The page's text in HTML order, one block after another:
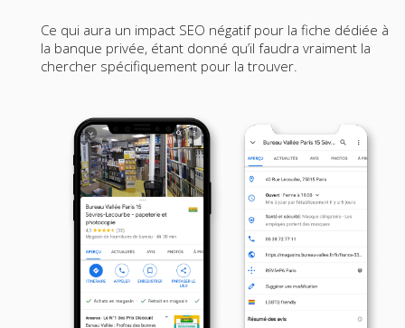
Ce qui aura un impact SEO négatif pour la fiche dédiée à
la banque privée, étant donné qu’il faudra vraiment la
chercher spécifiquement pour la trouver.